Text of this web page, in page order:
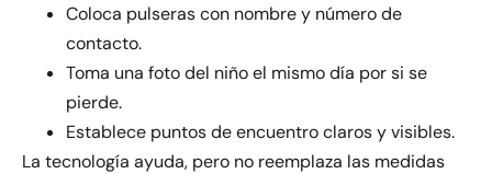
Coloca pulseras con nombre y número de
contacto.
Toma una foto del niño el mismo día por si se
pierde.
Establece puntos de encuentro claros y visibles.
La tecnología ayuda, pero no reemplaza las medidas